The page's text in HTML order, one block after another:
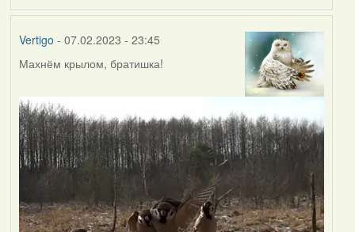
Vertigo - 07.02.2023 - 23:45
Махнём крылом, братишка!